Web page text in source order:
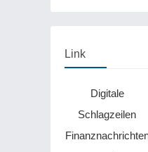
Link
Digitale
Schlagzeilen